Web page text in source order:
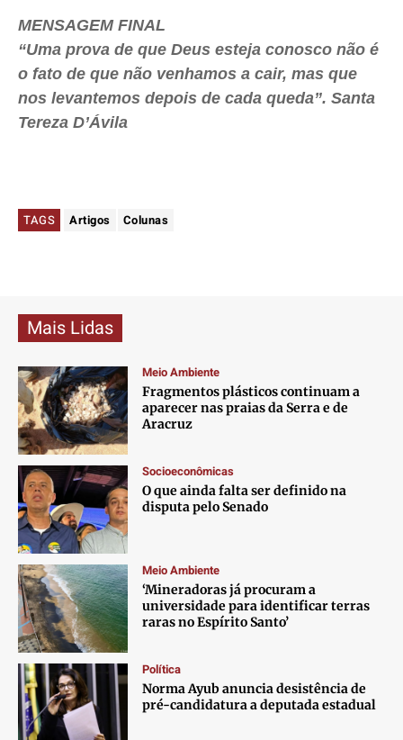
MENSAGEM FINAL
“Uma prova de que Deus esteja conosco não é
o fato de que não venhamos a cair, mas que
nos levantemos depois de cada queda”. Santa
Tereza D’Ávila
TAGS Artigos Colunas
Mais Lidas
Meio Ambiente
Fragmentos plásticos continuam a
aparecer nas praias da Serra e de
Aracruz
Socioeconômicas
O que ainda falta ser definido na
disputa pelo Senado
Meio Ambiente
‘Mineradoras já procuram a
universidade para identificar terras
raras no Espírito Santo’
Política
Norma Ayub anuncia desistência de
pré-candidatura a deputada estadual